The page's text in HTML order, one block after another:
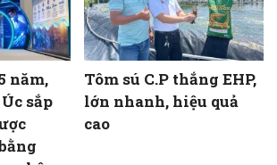
năm,
sắp
Tôm sú C.P thắng EHP,
lớn nhanh, hiệu quả
cao